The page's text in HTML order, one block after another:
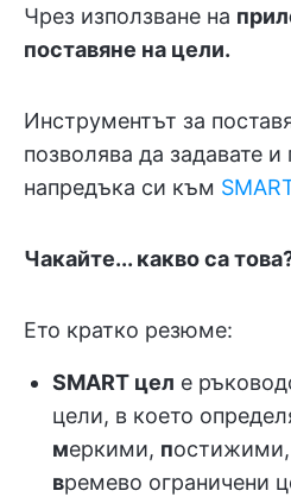
Чрез използване на
поставяне на цели.
Инструментът за
позволява да задавате и
напредъка си към
Чакайте... какво са
Ето кратко резюме:
SMART цел е
цели, в което
меркими, постижими,
времево ограничени